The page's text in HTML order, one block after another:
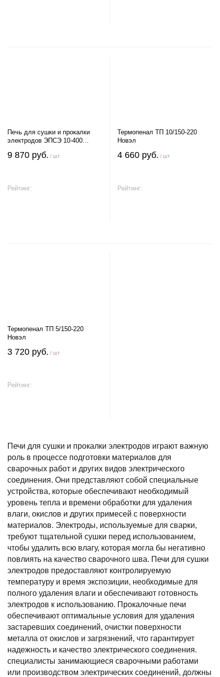
Печь для сушки и прокалки
электродов ЭПСЭ 10-400
9 870 руб. / шт
Рейтинг:
Термопенал ТП 10/150-220
Новэл
4 660 руб. / шт
Рейтинг:
Термопенал ТП 5/150-220
Новэл
3 720 руб. / шт
Рейтинг:
Печи для сушки и прокалки электродов играют важную
роль в процессе подготовки материалов для
сварочных работ и других видов электрического
соединения. Они представляют собой специальные
устройства, которые обеспечивают необходимый
уровень тепла и времени обработки для удаления
влаги, окислов и других примесей с поверхности
материалов. Электроды, используемые для сварки,
требуют тщательной сушки перед использованием,
чтобы удалить всю влагу, которая могла бы негативно
повлиять на качество сварочного шва. Печи для сушки
электродов предоставляют контролируемую
температуру и время экспозиции, необходимые для
полного удаления влаги и обеспечивают готовность
электродов к использованию. Прокалочные печи
обеспечивают оптимальные условия для удаления
застаревших соединений, очистки поверхности
металла от окислов и загрязнений, что гарантирует
надежность и качество электрического соединения.
специалисты занимающиеся сварочными работами
или производством электрических соединений, должны